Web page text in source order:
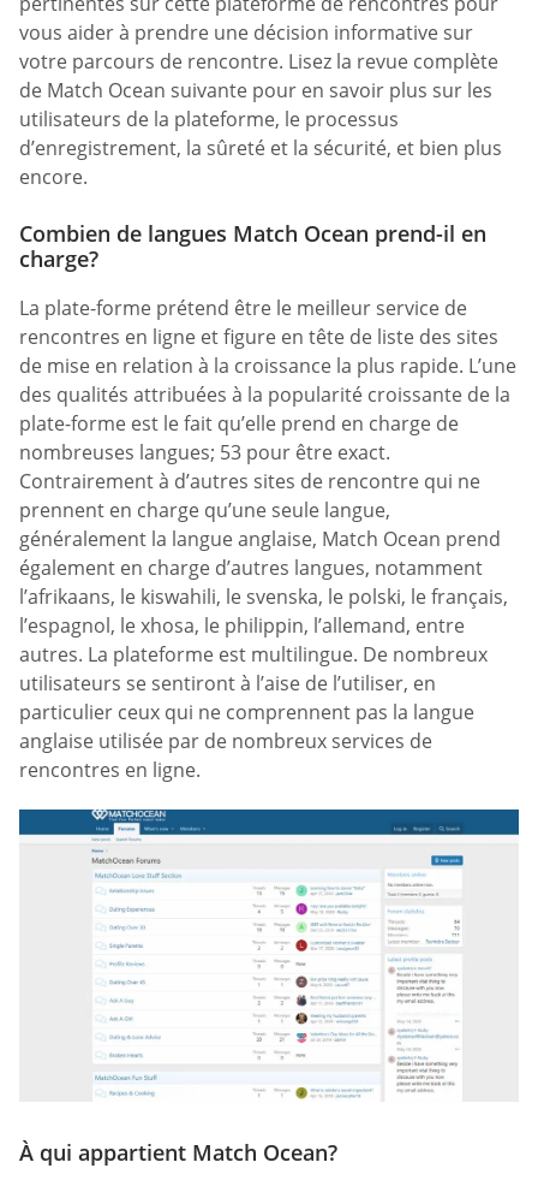
vous aider à prendre une décision informative sur
votre parcours de rencontre. Lisez la revue complète
de Match Ocean suivante pour en savoir plus sur les
utilisateurs de la plateforme, le processus
d’enregistrement, la sûreté et la sécurité, et bien plus
encore.
Combien de langues Match Ocean prend-il en
charge?
La plate-forme prétend être le meilleur service de
rencontres en ligne et figure en tête de liste des sites
de mise en relation à la croissance la plus rapide. L’une
des qualités attribuées à la popularité croissante de la
plate-forme est le fait qu’elle prend en charge de
nombreuses langues; 53 pour être exact.
Contrairement à d’autres sites de rencontre qui ne
prennent en charge qu’une seule langue,
généralement la langue anglaise, Match Ocean prend
également en charge d’autres langues, notamment
l’afrikaans, le kiswahili, le svenska, le polski, le français,
l’espagnol, le xhosa, le philippin, l’allemand, entre
autres. La plateforme est multilingue. De nombreux
utilisateurs se sentiront à l’aise de l’utiliser, en
particulier ceux qui ne comprennent pas la langue
anglaise utilisée par de nombreux services de
rencontres en ligne.
À qui appartient Match Ocean?